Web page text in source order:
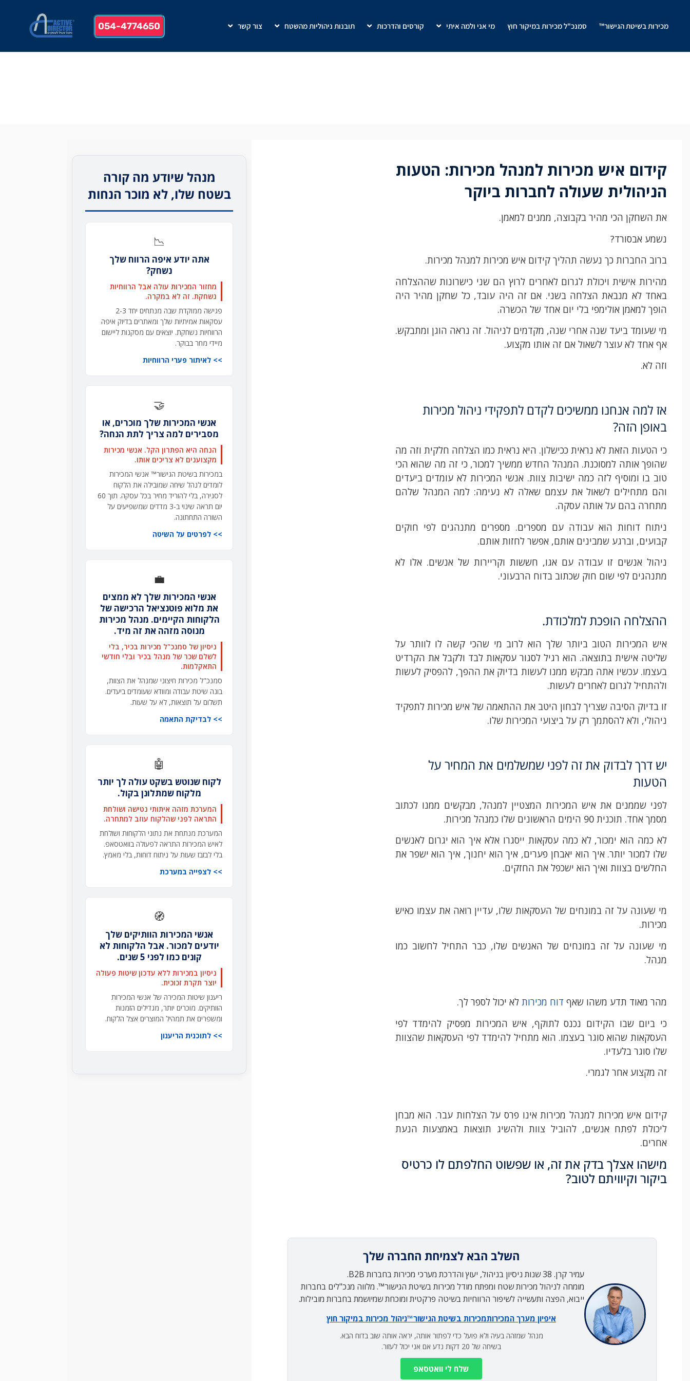
מכירות בשיטת הגישור™ סמנכ"ל מכירות במיקור חוץ מי אני ולמה איתי קורסים והדרכות תובנות ניהוליות מהשטח צור קשר 054-4774650
קידום איש מכירות למנהל מכירות: הטעות
הניהולית שעולה לחברות ביוקר
את השחקן הכי מהיר בקבוצה, ממנים למאמן.
נשמע אבסורד?
ברוב החברות כך נעשה תהליך קידום איש מכירות למנהל מכירות.
מהירות אישית ויכולת לגרום לאחרים לרוץ הם שני כישרונות שההצלחה
באחד לא מנבאת הצלחה בשני. אם זה היה עובד, כל שחקן מהיר היה
הופך למאמן אולימפי בלי יום אחד של הכשרה.
מי שעומד ביעד שנה אחרי שנה, מקדמים לניהול. זה נראה הוגן ומתבקש.
אף אחד לא עוצר לשאול אם זה אותו מקצוע.
וזה לא.
אז למה אנחנו ממשיכים לקדם לתפקידי ניהול מכירות
באופן הזה?
כי הטעות הזאת לא נראית ככישלון. היא נראית כמו הצלחה חלקית וזה מה
שהופך אותה למסוכנת. המנהל החדש ממשיך למכור, כי זה מה שהוא הכי
טוב בו ומוסיף לזה כמה ישיבות צוות. אנשי המכירות לא עומדים ביעדים
והם מתחילים לשאול את עצמם שאלה לא נעימה: למה המנהל שלהם
מתחרה בהם על אותה עסקה.
ניתוח דוחות הוא עבודה עם מספרים. מספרים מתנהגים לפי חוקים
קבועים, וברגע שמבינים אותם, אפשר לחזות אותם.
ניהול אנשים זו עבודה עם אגו, חששות וקריירות של אנשים. אלו לא
מתנהגים לפי שום חוק שכתוב בדוח הרבעוני.
ההצלחה הופכת למלכודת.
איש המכירות הטוב ביותר שלך הוא לרוב מי שהכי קשה לו לוותר על
שליטה אישית בתוצאה. הוא רגיל לסגור עסקאות לבד ולקבל את הקרדיט
בעצמו. עכשיו אתה מבקש ממנו לעשות בדיוק את ההפך, להפסיק לעשות
ולהתחיל לגרום לאחרים לעשות.
זו בדיוק הסיבה שצריך לבחון היטב את ההתאמה של איש מכירות לתפקיד
ניהולי, ולא להסתמך רק על ביצועי המכירות שלו.
יש דרך לבדוק את זה לפני שמשלמים את המחיר על
הטעות
לפני שממנים את איש המכירות המצטיין למנהל, מבקשים ממנו לכתוב
מסמך אחד. תוכנית 90 הימים הראשונים שלו כמנהל מכירות.
לא כמה הוא ימכור, לא כמה עסקאות ייסגרו אלא איך הוא יגרום לאנשים
שלו למכור יותר. איך הוא יאבחן פערים, איך הוא יחנוך, איך הוא ישפר את
החלשים בצוות ואיך הוא ישכפל את החזקים.
מי שעונה על זה במונחים של העסקאות שלו, עדיין רואה את עצמו כאיש
מכירות.
מי שעונה על זה במונחים של האנשים שלו, כבר התחיל לחשוב כמו
מנהל.
מהר מאוד תדע משהו שאף דוח מכירות לא יכול לספר לך.
כי ביום שבו הקידום נכנס לתוקף, איש המכירות מפסיק להימדד לפי
העסקאות שהוא סוגר בעצמו. הוא מתחיל להימדד לפי העסקאות שהצוות
שלו סוגר בלעדיו.
זה מקצוע אחר לגמרי.
קידום איש מכירות למנהל מכירות אינו פרס על הצלחות עבר. הוא מבחן
ליכולת לפתח אנשים, להוביל צוות ולהשיג תוצאות באמצעות הנעת
אחרים.
מישהו אצלך בדק את זה, או שפשוט החלפתם לו כרטיס
ביקור וקיוויתם לטוב?
השלב הבא לצמיחת החברה שלך
עמיר קרן. 38 שנות ניסיון בניהול, יעוץ והדרכת מערכי מכירות בחברות B2B.
מומחה לניהול מכירות שטח ומפתח מודל מכירות בשיטת הגישור™. מלווה מנכ"לים בחברות
ייבוא, הפצה ותעשייה לשיפור הרווחיות בשיטה פרקטית ומוכחת שמיושמת בחברות מובילות.
איפיון מערך המכירותמכירות בשיטת הגישור™ניהול מכירות במיקור חוץ
מנהל שמזהה בעיה ולא פועל כדי לפתור אותה, יראה אותה שוב בדוח הבא.
בשיחה של 20 דקות נדע אם אני יכול לעזור.
שלח לי וואטסאפ
מנהל שיודע מה קורה
בשטח שלו, לא מוכר הנחות
📉
אתה יודע איפה הרווח שלך
נשחק?
מחזור המכירות עולה אבל הרווחיות
נשחקת. זה לא במקרה.
פגישה ממוקדת שבה מנתחים יחד 2-3
עסקאות אמיתיות שלך ומאתרים בדיוק איפה
הרווחיות נשחקת. יוצאים עם מסקנות ליישום
מיידי מחר בבוקר.
לאיתור פערי הרווחיות
🤝
אנשי המכירות שלך מוכרים, או
מסבירים למה צריך לתת הנחה?
הנחה היא הפתרון הקל. אנשי מכירות
מקצוענים לא צריכים אותו.
במכירות בשיטת הגישור™ אנשי המכירות
לומדים לנהל שיחה שמובילה את הלקוח
לסגירה, בלי להוריד מחיר בכל עסקה. תוך 60
יום תראה שינוי ב-3 מדדים שמשפיעים על
השורה התחתונה.
לפרטים על השיטה
💼
אנשי המכירות שלך לא ממצים
את מלוא פוטנציאל הרכישה של
הלקוחות הקיימים. מנהל מכירות
מנוסה מזהה את זה מיד.
ניסיון של סמנכ"ל מכירות בכיר, בלי
לשלם שכר של מנהל בכיר ובלי חודשי
התאקלמות.
סמנכ"ל מכירות חיצוני שמנהל את הצוות,
בונה שיטת עבודה ומוודא שעומדים ביעדים.
תשלום על תוצאות, לא על שעות.
לבדיקת התאמה
🤖
לקוח שנוטש בשקט עולה לך יותר
מלקוח שמתלונן בקול.
המערכת מזהה איתותי נטישה ושולחת
התראה לפני שהלקוח עוזב למתחרה.
המערכת מנתחת את נתוני הלקוחות ושולחת
לאיש המכירות התראה לפעולה בוואטסאפ.
בלי לבזבז שעות על ניתוח דוחות, בלי מאמץ.
לצפייה במערכת
🧭
אנשי המכירות הוותיקים שלך
יודעים למכור. אבל הלקוחות לא
קונים כמו לפני 5 שנים.
ניסיון במכירות ללא עדכון שיטות פעולה
יוצר תקרת זכוכית.
ריענון שיטות המכירה של אנשי המכירות
הוותיקים. מוכרים יותר, מגדילים הזמנות
ומשפרים את תמהיל המוצרים אצל הלקוח.
לתוכנית הריענון